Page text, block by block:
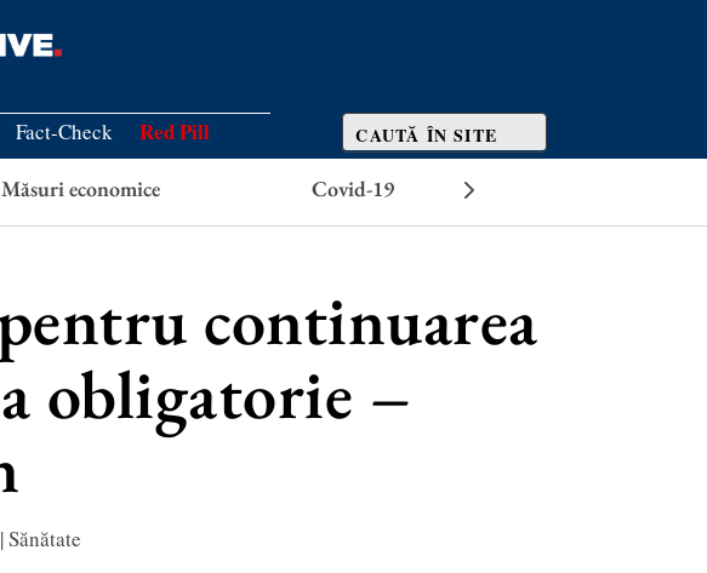
Fact-Check Red Pill
Măsuri economice Covid-19
continuarea
obligatorie –
|Sănătate